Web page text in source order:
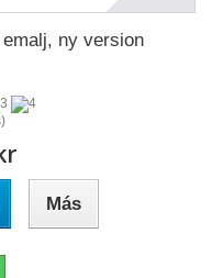
ny version
Más